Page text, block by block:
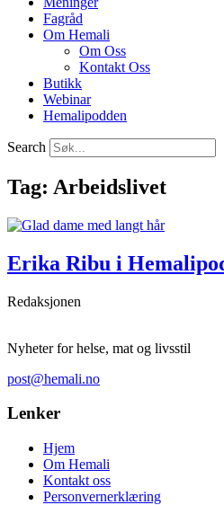
Fagråd
Om Hemali
Om Oss
Kontakt Oss
Butikk
Webinar
Hemalipodden
Search
Tag: Arbeidslivet
Erika Ribu i
Redaksjonen
Nyheter for helse, mat og livsstil
post@hemali.no
Lenker
Hjem
Om Hemali
Kontakt oss
Personvernerklæring